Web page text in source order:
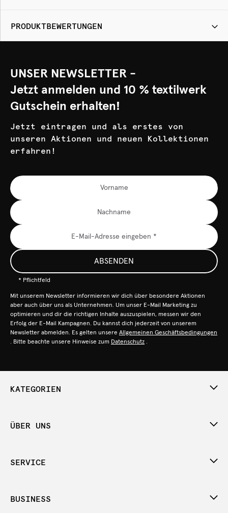
PRODUKTBEWERTUNGEN
UNSER NEWSLETTER -
Jetzt anmelden und 10 % textilwerk
Gutschein erhalten!
Jetzt eintragen und als erstes von
unseren Aktionen und neuen Kollektionen
erfahren!
ABSENDEN
* Pflichtfeld
Mit unserem Newsletter informieren wir dich über besondere Aktionen
aber auch über uns als Unternehmen. Um unser E-Mail Marketing zu
optimieren und dir die richtigen Inhalte auszuspielen, messen wir den
Erfolg der E-Mail Kampagnen. Du kannst dich jederzeit von unserem
Newsletter abmelden. Es gelten unsere Allgemeinen Geschäftsbedingungen
. Bitte beachte unsere Hinweise zum Datenschutz .
KATEGORIEN
ÜBER UNS
SERVICE
BUSINESS